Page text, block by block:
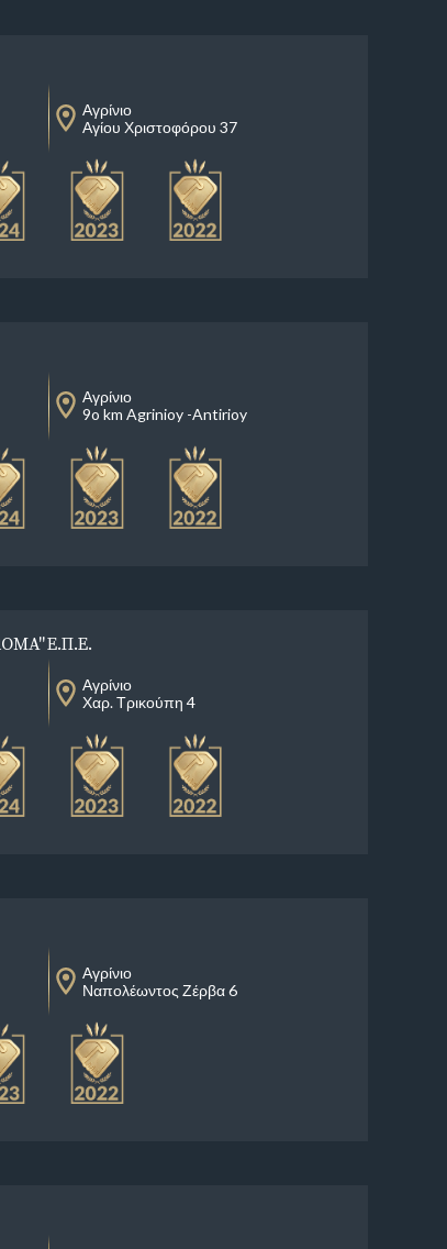
Αγρίνιο
Αγίου Χριστοφόρου 37
Αγρίνιο
9o km Agrinioy -Antirioy
Ε.Π.Ε.
Αγρίνιο
Χαρ. Τρικούπη 4
Αγρίνιο
Ναπολέωντος Ζέρβα 6